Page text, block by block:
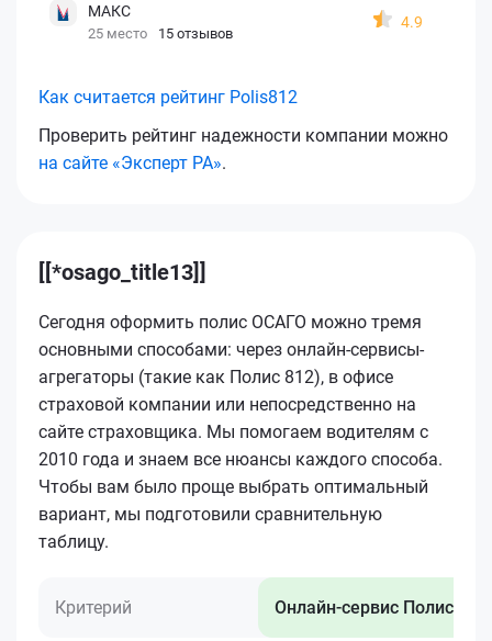
МАКС
25 место 15 отзывов
4.9
Как считается рейтинг Polis812
Проверить рейтинг надежности компании можно
на сайте «Эксперт РА».
[[*osago_title13]]
Сегодня оформить полис ОСАГО можно тремя
основными способами: через онлайн-сервисы-
агрегаторы (такие как Полис 812), в офисе
страховой компании или непосредственно на
сайте страховщика. Мы помогаем водителям с
2010 года и знаем все нюансы каждого способа.
Чтобы вам было проще выбрать оптимальный
вариант, мы подготовили сравнительную
таблицу.
Критерий Онлайн-сервис Полис 812